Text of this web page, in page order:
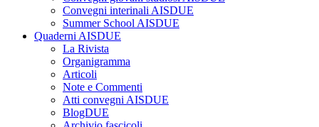
Convegni interinali AISDUE
Summer School AISDUE
Quaderni AISDUE
La Rivista
Organigramma
Articoli
Note e Commenti
Atti convegni AISDUE
BlogDUE